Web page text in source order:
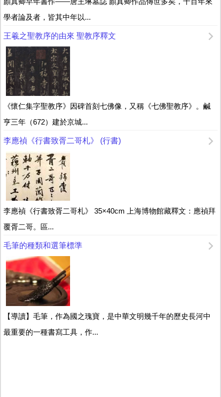
學者論及者，皆其中年以...
王羲之聖教序的由來 聖教序釋文
《懷仁集字聖教序》因碑首刻七佛像，又稱《七佛聖教序》。鹹
亨三年（672）建於京城...
李應禎《行書致胥二哥札》 (行書)
李應禎《行書致胥二哥札》 35×40cm 上海博物館藏釋文：應禎拜
覆胥二哥。區...
毛筆的種類和選筆標準
【導讀】毛筆，作為國之瑰寶，是中華文明幾千年的歷史長河中
最重要的一種書寫工具，作...